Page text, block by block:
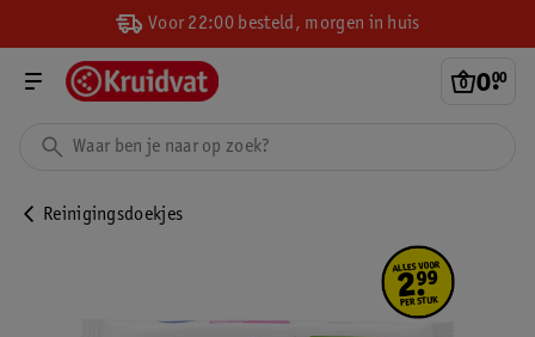
Voor 22:00 besteld, morgen in huis
0.
00
Reinigingsdoekjes